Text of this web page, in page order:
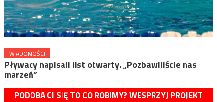
WIADOMOŚCI
Pływacy napisali list otwarty. „Pozbawiliście nas
marzeń”
PODOBA CI SIĘ TO CO ROBIMY? WESPRZYJ PROJEKT